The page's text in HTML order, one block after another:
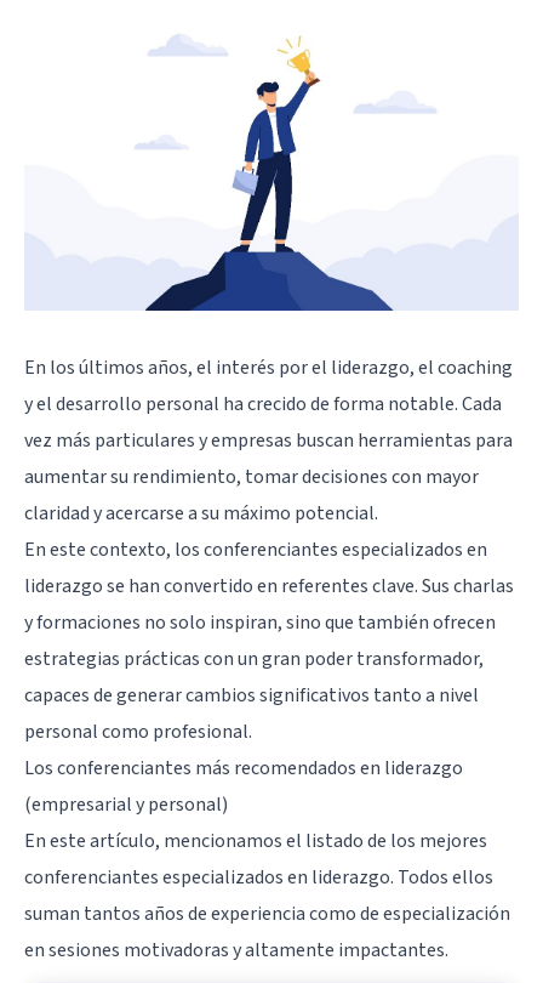
En los últimos años, el interés por el liderazgo, el coaching
y el desarrollo personal ha crecido de forma notable. Cada
vez más particulares y empresas buscan herramientas para
aumentar su rendimiento, tomar decisiones con mayor
claridad y acercarse a su máximo potencial.
En este contexto, los conferenciantes especializados en
liderazgo se han convertido en referentes clave. Sus charlas
y formaciones no solo inspiran, sino que también ofrecen
estrategias prácticas con un gran poder transformador,
capaces de generar cambios significativos tanto a nivel
personal como profesional.
Los conferenciantes más recomendados en liderazgo
(empresarial y personal)
En este artículo, mencionamos el listado de los mejores
conferenciantes especializados en liderazgo. Todos ellos
suman tantos años de experiencia como de especialización
en sesiones motivadoras y altamente impactantes.